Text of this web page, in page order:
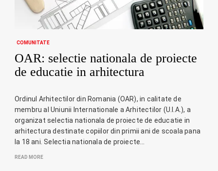
COMUNITATE
OAR: selectie nationala de proiecte
de educatie in arhitectura
Ordinul Arhitectilor din Romania (OAR), in calitate de
membru al Uniunii Internationale a Arhitectilor (U.I.A.), a
organizat selectia nationala de proiecte de educatie in
arhitectura destinate copiilor din primii ani de scoala pana
la 18 ani. Selectia nationala de proiecte…
READ MORE